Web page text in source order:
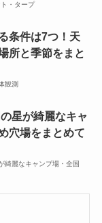
・タープ
条件は7つ！天
所と季節をまと
観測
星が綺麗なキャ
穴場をまとめて
綺麗なキャンプ場・全国